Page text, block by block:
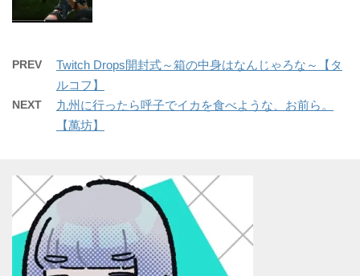
PREV
Twitch Drops開封式～箱の中身はなんじゃろな～【タ
ルコフ】
NEXT
九州に行ったら呼子でイカを食べような、お前ら。
【萬坊】